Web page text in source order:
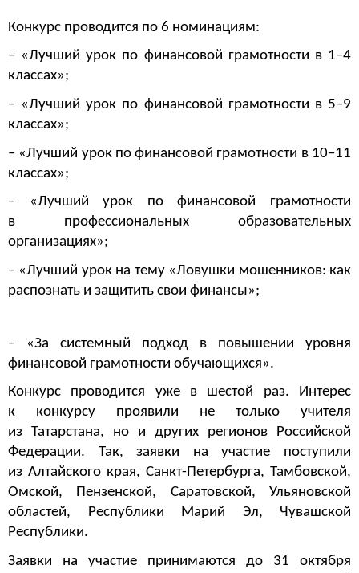
Конкурс проводится по 6 номинациям:
– «Лучший урок по финансовой грамотности в 1–4
классах»;
– «Лучший урок по финансовой грамотности в 5–9
классах»;
– «Лучший урок по финансовой грамотности в 10–11
классах»;
– «Лучший урок по финансовой грамотности
в профессиональных образовательных
организациях»;
– «Лучший урок на тему «Ловушки мошенников: как
распознать и защитить свои финансы»;
– «За системный подход в повышении уровня
финансовой грамотности обучающихся».
Конкурс проводится уже в шестой раз. Интерес
к конкурсу проявили не только учителя
из Татарстана, но и других регионов Российской
Федерации. Так, заявки на участие поступили
из Алтайского края, Санкт-Петербурга, Тамбовской,
Омской, Пензенской, Саратовской, Ульяновской
областей, Республики Марий Эл, Чувашской
Республики.
Заявки на участие принимаются до 31 октября